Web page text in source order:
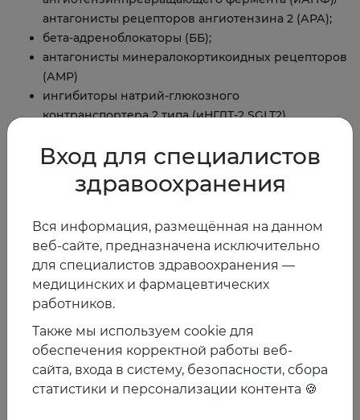
антагонисты рецепторов ангиотензина 2 (АРА);
бета-адреноблокаторы (ББ);
антагонисты минералокортикоидных рецепторов
(АМР)
ингибиторы натрий-глюкозного
контранспортера 2 типа (иНГЛТ-2 SGLT2)
На странице урока доступны
Запись лекции Фомина И.В. от 19 января 2023
Подборка теоретических материалов
Тест для самопроверки
Ссылка на курсДля получения доступа необходимо
зарегистрироваться на сайте Ассоциации.
25.01.2023
Вход для специалистов
здравоохранения
Вся информация, размещённая на данном
веб-сайте, предназначена исключительно
для специалистов здравоохранения —
медицинских и фармацевтических
работников.
Также мы используем cookie для
обеспечения корректной работы веб-
сайта, входа в систему, безопасности, сбора
статистики и персонализации контента 🍪